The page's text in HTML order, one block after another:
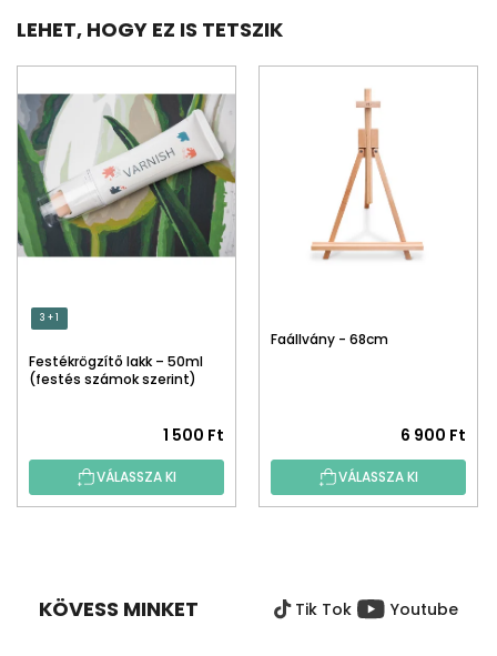
LEHET, HOGY EZ IS TETSZIK
3 + 1
Festékrögzítő lakk – 50ml
(festés számok szerint)
1 500 Ft
VÁLASSZA KI
Faállvány - 68cm
6 900 Ft
VÁLASSZA KI
KÖVESS MINKET Tik Tok Youtube